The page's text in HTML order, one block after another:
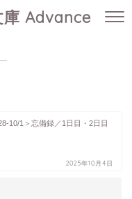
庫 Advance
10/1＞忘備録／1日目・2日目
2025年10月4日